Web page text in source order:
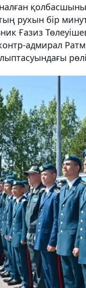
рухын бір
Ғазиз
адмирал